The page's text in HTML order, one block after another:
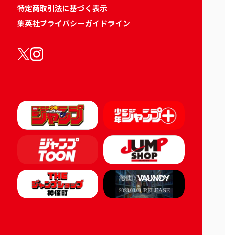
特定商取引法に基づく表示
集英社プライバシーガイドライン